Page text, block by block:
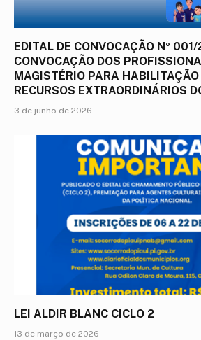
EDITAL DE CONVOCAÇÃO Nº
CONVOCAÇÃO DOS
MAGISTÉRIO PARA HABILITAÇÃO
RECURSOS EXTRAORDINÁRIOS
3 de junho de 2026
LEI ALDIR BLANC CICLO 2
13 de março de 2026